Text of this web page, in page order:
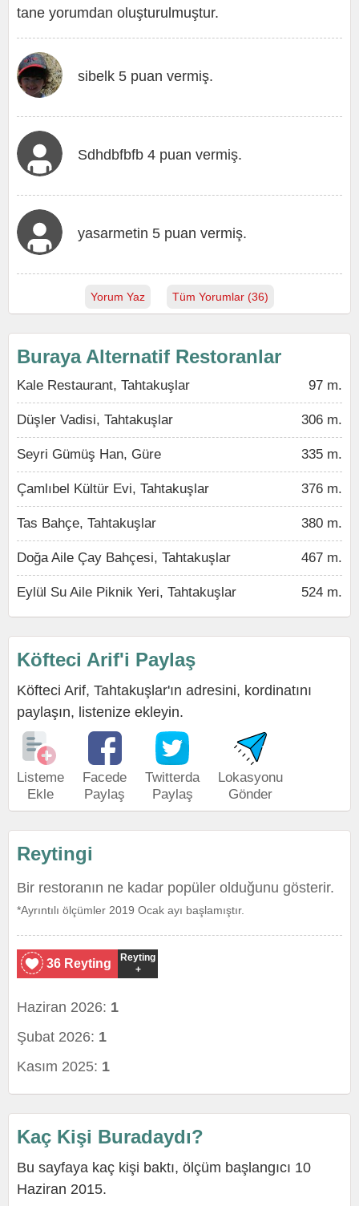
tane yorumdan oluşturulmuştur.
sibelk 5 puan vermiş.
Sdhdbfbfb 4 puan vermiş.
yasarmetin 5 puan vermiş.
Yorum Yaz Tüm Yorumlar (36)
Buraya Alternatif Restoranlar
Kale Restaurant, Tahtakuşlar 97 m.
Düşler Vadisi, Tahtakuşlar 306 m.
Seyri Gümüş Han, Güre 335 m.
Çamlıbel Kültür Evi, Tahtakuşlar 376 m.
Tas Bahçe, Tahtakuşlar 380 m.
Doğa Aile Çay Bahçesi, Tahtakuşlar 467 m.
Eylül Su Aile Piknik Yeri, Tahtakuşlar 524 m.
Köfteci Arif'i Paylaş
Köfteci Arif, Tahtakuşlar'ın adresini, kordinatını
paylaşın, listenize ekleyin.
Listeme
Ekle
Facede
Paylaş
Twitterda
Paylaş
Lokasyonu
Gönder
Reytingi
Bir restoranın ne kadar popüler olduğunu gösterir.
*Ayrıntılı ölçümler 2019 Ocak ayı başlamıştır.
36 Reyting
Reyting
+
Haziran 2026: 1
Şubat 2026: 1
Kasım 2025: 1
Kaç Kişi Buradaydı?
Bu sayfaya kaç kişi baktı, ölçüm başlangıcı 10
Haziran 2015.